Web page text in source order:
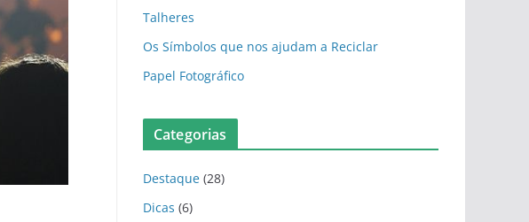
Talheres
Os Símbolos que nos ajudam a Reciclar
Papel Fotográfico
Categorias
Destaque (28)
Dicas (6)